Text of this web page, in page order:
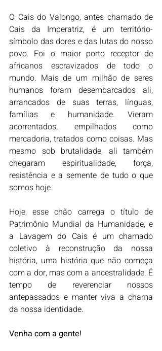
O Cais do Valongo, antes chamado de
Cais da Imperatriz, é um território-
símbolo das dores e das lutas do nosso
povo. Foi o maior porto receptor de
africanos escravizados de todo o
mundo. Mais de um milhão de seres
humanos foram desembarcados ali,
arrancados de suas terras, línguas,
famílias e humanidade. Vieram
acorrentados, empilhados como
mercadoria, tratados como coisas. Mas
mesmo sob brutalidade, ali também
chegaram espiritualidade, força,
resistência e a semente de tudo o que
somos hoje.
Hoje, esse chão carrega o título de
Patrimônio Mundial da Humanidade, e
a Lavagem do Cais é um chamado
coletivo à reconstrução da nossa
história, uma história que não começa
com a dor, mas com a ancestralidade. É
tempo de reverenciar nossos
antepassados e manter viva a chama
da nossa identidade.
Venha com a gente!